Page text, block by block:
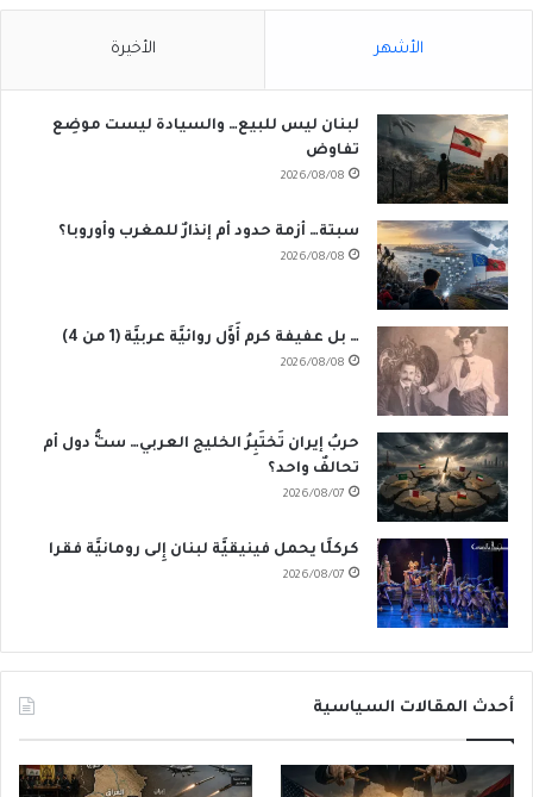
الأشهر الأخيرة
لبنان ليس للبيع… والسيادة ليست موضِع
تفاوض
2026/08/08
سبتة… أزمة حدود أم إنذارٌ للمغرب وأوروبا؟
2026/08/08
… بل عفيفة كرم أَوَّل روائيَّة عربيَّة (1 من 4)
2026/08/08
حربُ إيران تَختَبِرُ الخليج العربي… ستُّ دول أم
تحالفٌ واحد؟
2026/08/07
كركلَّا يحمل فينيقيَّة لبنان إِلى رومانيَّة فقرا
2026/08/07
أحدث المقالات السياسية